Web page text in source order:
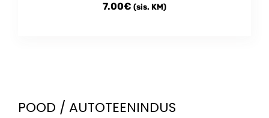
7.00€ (sis. KM)
POOD / AUTOTEENINDUS